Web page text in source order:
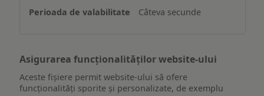
dispozitiv
Câteva secunde
Asigurarea funcționalităților website-ului
Aceste fișiere permit website-ului să ofere
funcționalități sporite și personalizate, de exemplu